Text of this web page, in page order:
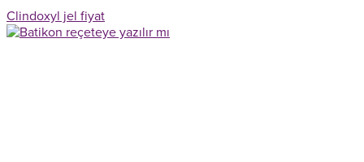
Clindoxyl jel fiyat